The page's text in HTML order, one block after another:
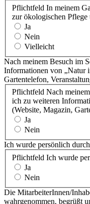
Pflichtfeld In meinem
zur ökologischen Pflege
Ja
Nein
Vielleicht
Nach meinem Besuch im
Informationen von „Natur
Gartentelefon,
Pflichtfeld Nach
ich zu weiteren
(Website, Magazin,
Ja
Nein
Ich wurde persönlich
Pflichtfeld Ich wurde
Ja
Nein
Die MitarbeiterInnen/
wahrgenommen, begrüßt